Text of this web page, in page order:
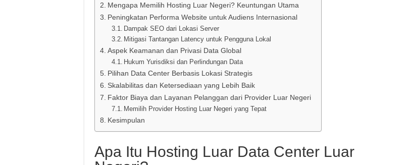
Mengapa Memilih Hosting Luar Negeri? Keuntungan Utama
Peningkatan Performa Website untuk Audiens Internasional
Dampak SEO dari Lokasi Server
Mitigasi Tantangan Latency untuk Pengguna Lokal
Aspek Keamanan dan Privasi Data Global
Hukum Yurisdiksi dan Perlindungan Data
Pilihan Data Center Berbasis Lokasi Strategis
Skalabilitas dan Ketersediaan yang Lebih Baik
Faktor Biaya dan Layanan Pelanggan dari Provider Luar Negeri
Memilih Provider Hosting Luar Negeri yang Tepat
Kesimpulan
Apa Itu Hosting Luar Data Center Luar